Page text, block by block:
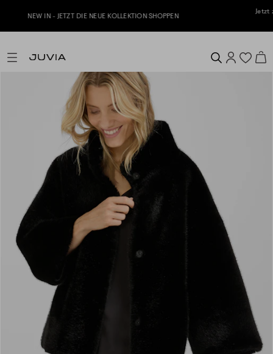
Jetzt zu unserem Whatsapp Newsletter anmelden & 10%
erhalten